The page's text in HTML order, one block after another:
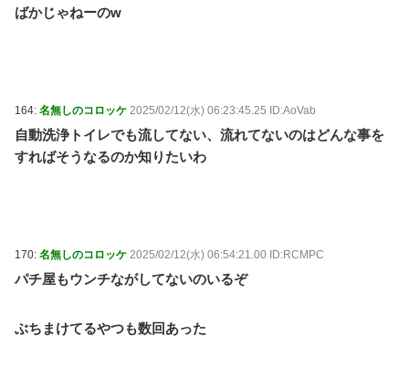
ばかじゃねーのw
164: 名無しのコロッケ 2025/02/12(水) 06:23:45.25 ID:AoVab
自動洗浄トイレでも流してない、流れてないのはどんな事を
すればそうなるのか知りたいわ
170: 名無しのコロッケ 2025/02/12(水) 06:54:21.00 ID:RCMPC
パチ屋もウンチながしてないのいるぞ
ぶちまけてるやつも数回あった